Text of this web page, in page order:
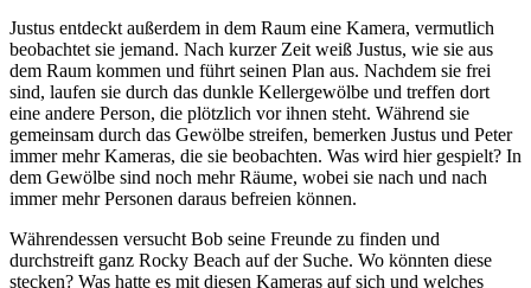
Justus entdeckt außerdem in dem Raum eine Kamera, vermutlich
beobachtet sie jemand. Nach kurzer Zeit weiß Justus, wie sie aus
dem Raum kommen und führt seinen Plan aus. Nachdem sie frei
sind, laufen sie durch das dunkle Kellergewölbe und treffen dort
eine andere Person, die plötzlich vor ihnen steht. Während sie
gemeinsam durch das Gewölbe streifen, bemerken Justus und Peter
immer mehr Kameras, die sie beobachten. Was wird hier gespielt? In
dem Gewölbe sind noch mehr Räume, wobei sie nach und nach
immer mehr Personen daraus befreien können.
Währendessen versucht Bob seine Freunde zu finden und
durchstreift ganz Rocky Beach auf der Suche. Wo könnten diese
stecken? Was hatte es mit diesen Kameras auf sich und welches